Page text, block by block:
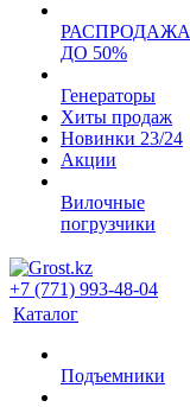
РАСПРОДАЖА
ДО 50%
Генераторы
Хиты продаж
Новинки 23/24
Акции
Вилочные
погрузчики
+7 (771) 993-48-04
Каталог
Подъемники